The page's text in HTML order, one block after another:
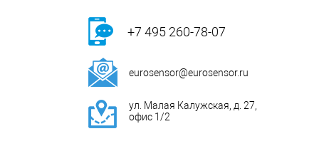
+7 495 260-78-07
eurosensor@eurosensor.ru
ул. Малая Калужская, д. 27,
офис 1/2